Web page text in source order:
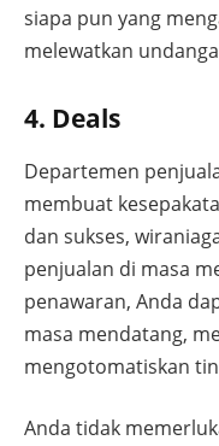
siapa pun yang
melewatkan
4. Deals
Departemen
membuat
dan sukses,
penjualan di masa
penawaran, Anda
masa mendatang,
mengotomatiskan
Anda tidak